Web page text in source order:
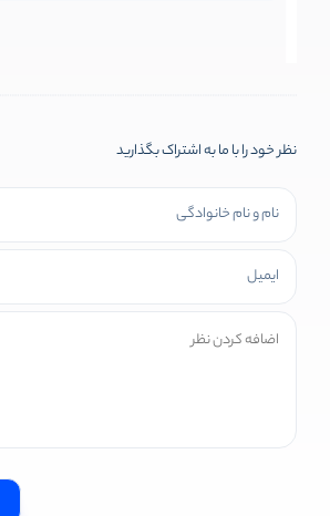
نظر خود را با ما به اشتراک بگذارید